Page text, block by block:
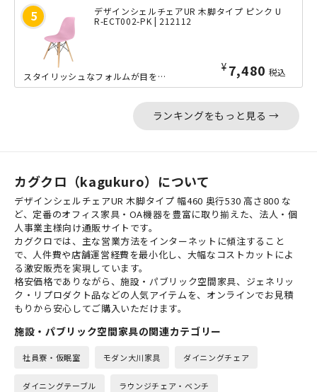
デザインシェルチェアUR 木脚タイプ ピンク U
R-ECT002-PK | 212112
¥ 7,480 税込
スタイリッシュなフォルムが目を引く、デザイナーズチェアです。軽くて扱いやすい座面...
ランキングをもっと見る →
カグクロ（kagukuro）について
デザインシェルチェアUR 木脚タイプ 幅460 奥行530 高さ800 な
ど、定番のオフィス家具・OA機器を豊富に取り揃えた、法人・個
人事業主様向け通販サイトです。
カグクロでは、主な営業方法をインターネットに傾注すること
で、人件費や店舗運営経費を最小化し、大幅なコストカットによ
る激安販売を実現しています。
格安価格でありながら、施設・パブリック空間家具、ジェネリッ
ク・リプロダクト品などの人気アイテムを、オンラインでお見積
もりから安心してご購入いただけます。
施設・パブリック空間家具の関連カテゴリー
社員寮・仮眠室 モダン大川家具 ダイニングチェア
ダイニングテーブル ラウンジチェア・ベンチ